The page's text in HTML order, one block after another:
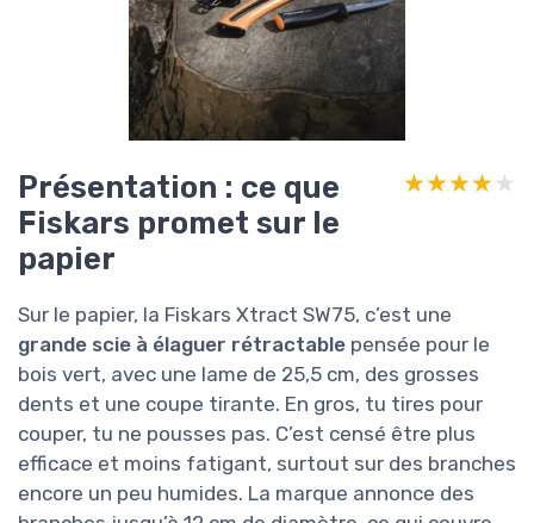
Présentation : ce que
Fiskars promet sur le
papier
★★★★★
★★★★★
Sur le papier, la Fiskars Xtract SW75, c’est une
grande scie à élaguer rétractable pensée pour le
bois vert, avec une lame de 25,5 cm, des grosses
dents et une coupe tirante. En gros, tu tires pour
couper, tu ne pousses pas. C’est censé être plus
efficace et moins fatigant, surtout sur des branches
encore un peu humides. La marque annonce des